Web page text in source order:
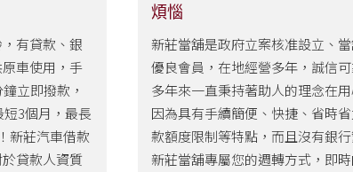
有貸款、銀
車使用，手
立即撥款，
3個月，最長
新莊汽車借款
貸款人資質
煩惱
新莊當舖是政府立案核准設立、
優良會員，在地經營多年，誠信可
多年來一直秉持著助人的理念在用
因為具有手續簡便、快捷、省時
款額度限制等特點，而且沒有銀行
新莊當舖專屬您的週轉方式，即